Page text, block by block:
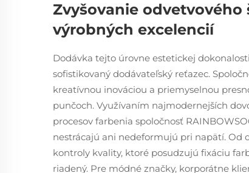
Zvyšovanie
výrobných excelencií
Dodávka tejto úrovne estetickej
sofistikovaný dodávateľský reťazec.
kreatívnou inováciou a priemyselnou
punčoch. Využívaním najmodernejších
procesov farbenia spoločnosť
nestrácajú ani nedeformujú pri napätí. Od
kontroly kvality, ktoré posudzujú fixáciu
riadený. Pre módné značky, korporátne